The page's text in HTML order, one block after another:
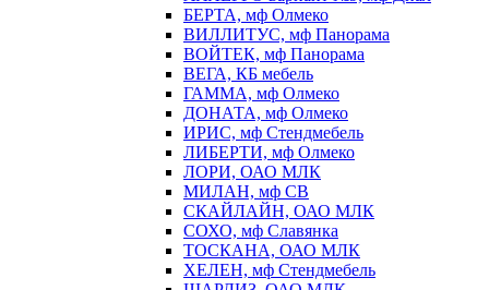
БЕРТА, мф Олмеко
ВИЛЛИТУС, мф Панорама
ВОЙТЕК, мф Панорама
ВЕГА, КБ мебель
ГАММА, мф Олмеко
ДОНАТА, мф Олмеко
ИРИС, мф Стендмебель
ЛИБЕРТИ, мф Олмеко
ЛОРИ, ОАО МЛК
МИЛАН, мф СВ
СКАЙЛАЙН, ОАО МЛК
СОХО, мф Славянка
ТОСКАНА, ОАО МЛК
ХЕЛЕН, мф Стендмебель